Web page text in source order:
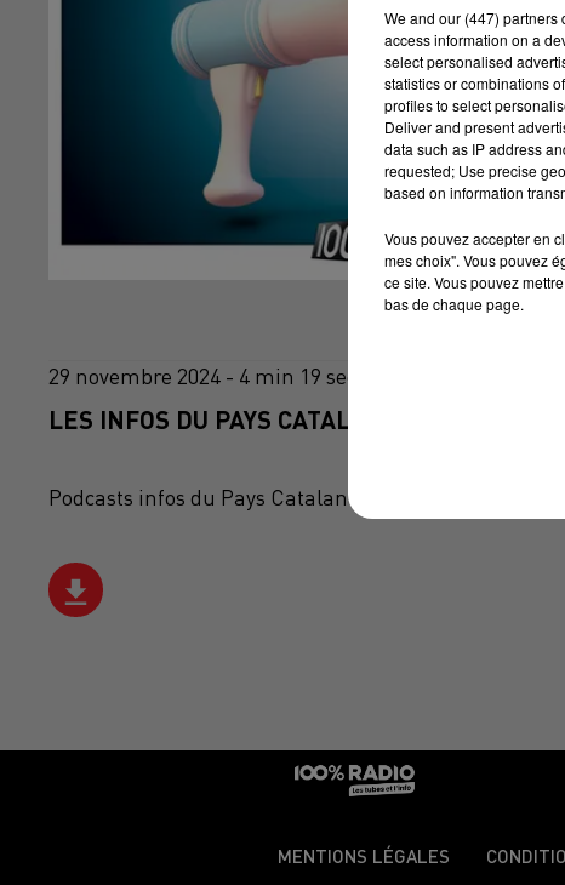
29 novembre 2024 - 4 min 19 sec
LES INFOS DU PAYS CATALAN DU 29/11/2024
Podcasts infos du Pays Catalan
MENTIONS LÉGALES
We and our (447) partners
access information on a
select personalised
statistics or combinations
profiles to select
Deliver and present
data such as IP address
requested; Use precise
based on information
Vous pouvez accepter en
mes choix". Vous pouvez
ce site. Vous pouvez
bas de chaque page.